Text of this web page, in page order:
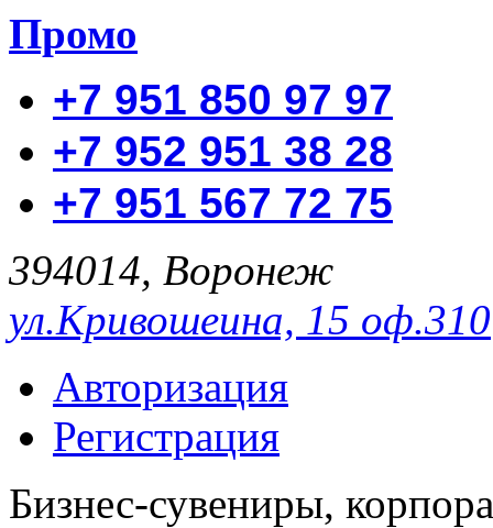
Промо
+7 951 850 97 97
+7 952 951 38 28
+7 951 567 72 75
394014, Воронеж
ул.Кривошеина, 15 оф.310
Авторизация
Регистрация
Бизнес-сувениры,